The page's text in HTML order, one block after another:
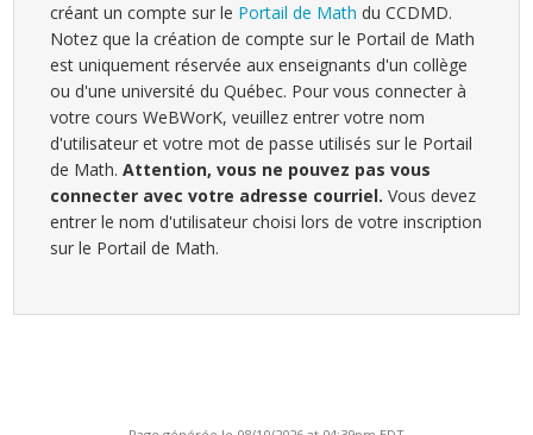
créant un compte sur le Portail de Math du CCDMD.
Notez que la création de compte sur le Portail de Math
est uniquement réservée aux enseignants d'un collège
ou d'une université du Québec. Pour vous connecter à
votre cours WeBWorK, veuillez entrer votre nom
d'utilisateur et votre mot de passe utilisés sur le Portail
de Math.Attention, vous ne pouvez pas vous
connecter avec votre adresse courriel. Vous devez
entrer le nom d'utilisateur choisi lors de votre inscription
sur le Portail de Math.